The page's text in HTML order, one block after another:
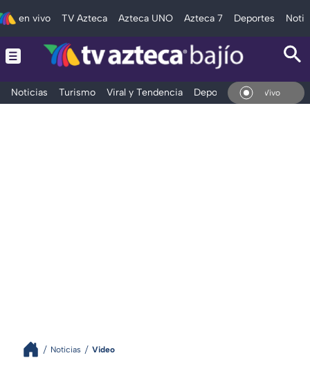
en vivo TV Azteca Azteca UNO Azteca 7 Deportes
Noticias Turismo Viral y Tendencia Deportes Espectáculos
En Vivo
Noticias Video